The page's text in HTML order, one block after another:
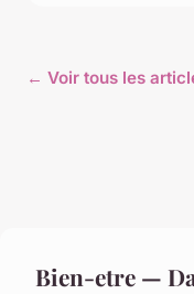
← Voir tous les
Bien-etre —